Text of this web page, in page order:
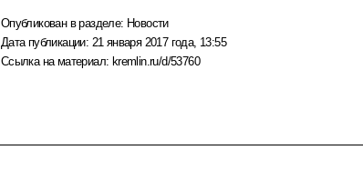
Опубликован в разделе: Новости
Дата публикации: 21 января 2017 года, 13:55
Ссылка на материал: kremlin.ru/d/53760